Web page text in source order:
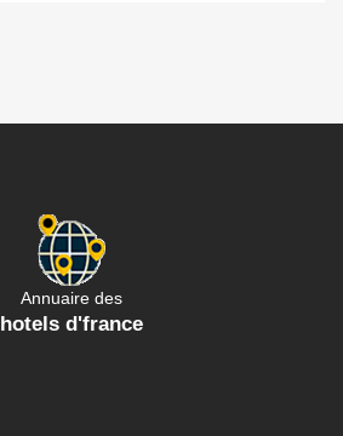
Annuaire des
hotels d'france